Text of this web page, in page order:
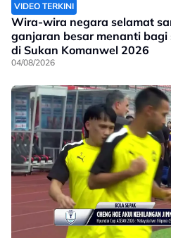
VIDEO TERKINI
Wira-wira negara selamat
ganjaran besar menanti
di Sukan Komanwel 2026
04/08/2026